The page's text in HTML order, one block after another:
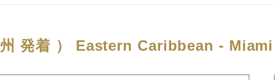
発着 ） Eastern Caribbean - Miami